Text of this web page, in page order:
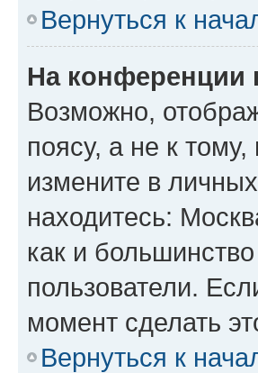
Вернуться к
На конференции
Возможно,
поясу, а не к
измените в
находитесь:
как и
пользователи.
момент сделать
Вернуться к